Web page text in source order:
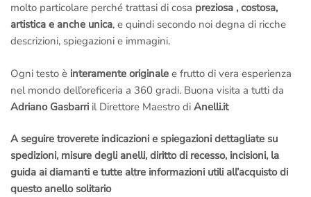
molto particolare perché trattasi di cosa preziosa , costosa,
artistica e anche unica, e quindi secondo noi degna di ricche
descrizioni, spiegazioni e immagini.
Ogni testo è interamente originale e frutto di vera esperienza
nel mondo dell’oreficeria a 360 gradi. Buona visita a tutti da
Adriano Gasbarri il Direttore Maestro di Anelli.it
A seguire troverete indicazioni e spiegazioni dettagliate su
spedizioni, misure degli anelli, diritto di recesso, incisioni, la
guida ai diamanti e tutte altre informazioni utili all’acquisto di
questo anello solitario